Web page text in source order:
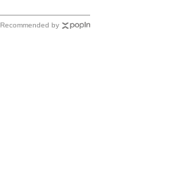
Recommended by